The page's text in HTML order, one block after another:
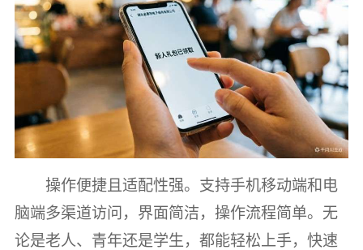
操作便捷且适配性强。支持手机移动端和电
脑端多渠道访问，界面简洁，操作流程简单。无
论是老人、青年还是学生，都能轻松上手，快速